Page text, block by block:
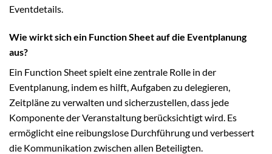
Eventdetails.
Wie wirkt sich ein Function Sheet auf die Eventplanung
aus?
Ein Function Sheet spielt eine zentrale Rolle in der
Eventplanung, indem es hilft, Aufgaben zu delegieren,
Zeitpläne zu verwalten und sicherzustellen, dass jede
Komponente der Veranstaltung berücksichtigt wird. Es
ermöglicht eine reibungslose Durchführung und verbessert
die Kommunikation zwischen allen Beteiligten.